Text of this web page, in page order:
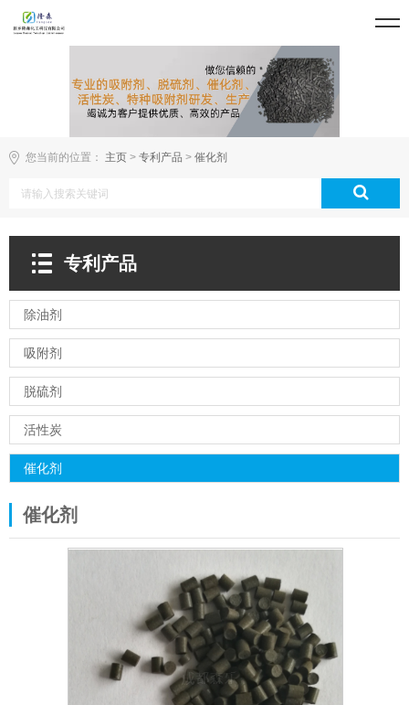
您当前的位置： 主页 > 专利产品 > 催化剂
专利产品
除油剂
吸附剂
脱硫剂
活性炭
催化剂
催化剂